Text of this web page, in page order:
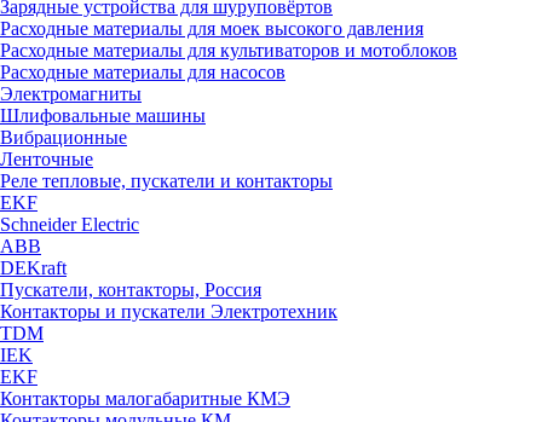
Зарядные устройства для шуруповёртов
Расходные материалы для моек высокого давления
Расходные материалы для культиваторов и мотоблоков
Расходные материалы для насосов
Электромагниты
Шлифовальные машины
Вибрационные
Ленточные
Реле тепловые, пускатели и контакторы
EKF
Schneider Electric
ABB
DEKraft
Пускатели, контакторы, Россия
Контакторы и пускатели Электротехник
TDM
IEK
EKF
Контакторы малогабаритные КМЭ